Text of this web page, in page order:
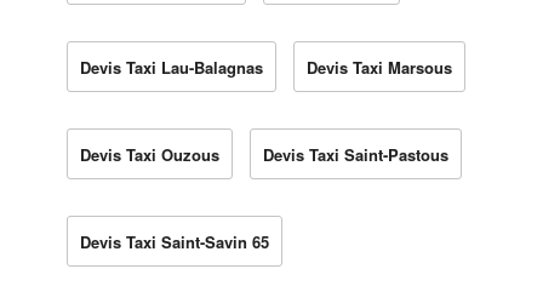
Devis Taxi Lau-Balagnas Devis Taxi Marsous
Devis Taxi Ouzous Devis Taxi Saint-Pastous
Devis Taxi Saint-Savin 65